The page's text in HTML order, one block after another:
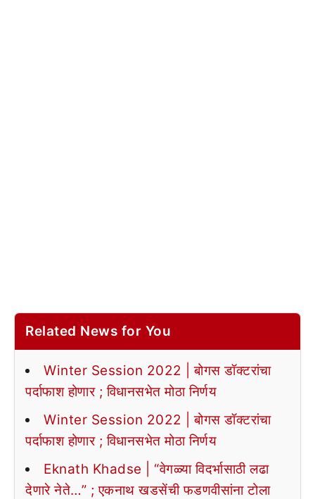
Related News for You
Winter Session 2022 | बोगस डॉक्टरांचा
पर्दाफाश होणार ; विधानसभेत मोठा निर्णय
Winter Session 2022 | बोगस डॉक्टरांचा
पर्दाफाश होणार ; विधानसभेत मोठा निर्णय
Eknath Khadse | “वेगळ्या विदर्भासाठी लढा
देणारे नेते…” ; एकनाथ खडसेंची फडणवीसांना टोला